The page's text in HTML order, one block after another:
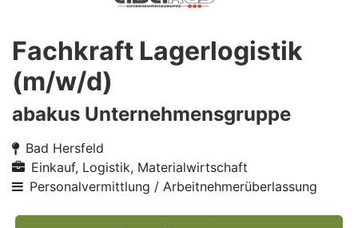
Fachkraft Lagerlogistik
(m/w/d)
abakus Unternehmensgruppe
Bad Hersfeld
Einkauf, Logistik, Materialwirtschaft
Personalvermittlung / Arbeitnehmerüberlassung